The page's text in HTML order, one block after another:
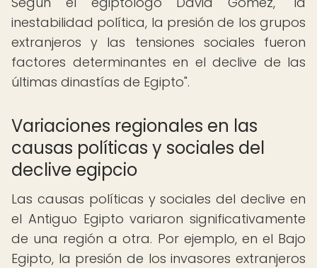
inestabilidad política, la presión de los grupos
extranjeros y las tensiones sociales fueron
factores determinantes en el declive de las
últimas dinastías de Egipto".
Variaciones regionales en las
causas políticas y sociales del
declive egipcio
Las causas políticas y sociales del declive en
el Antiguo Egipto variaron significativamente
de una región a otra. Por ejemplo, en el Bajo
Egipto, la presión de los invasores extranjeros